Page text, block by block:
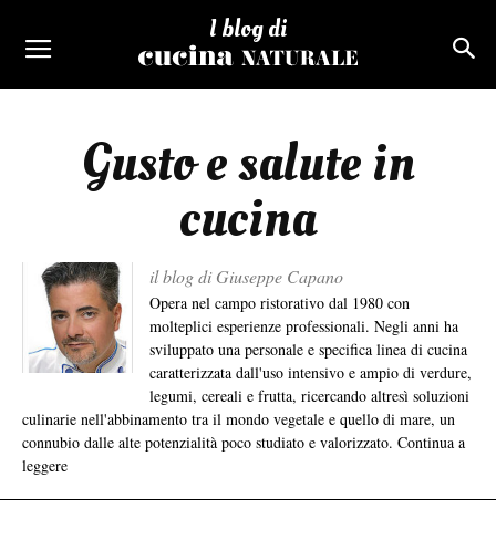
I blog di
Gusto e salute in
cucina
il blog di Giuseppe Capano
Opera nel campo ristorativo dal 1980 con
molteplici esperienze professionali. Negli anni ha
sviluppato una personale e specifica linea di cucina
caratterizzata dall'uso intensivo e ampio di verdure,
legumi, cereali e frutta, ricercando altresì soluzioni
culinarie nell'abbinamento tra il mondo vegetale e quello di mare, un
connubio dalle alte potenzialità poco studiato e valorizzato. Continua a
leggere